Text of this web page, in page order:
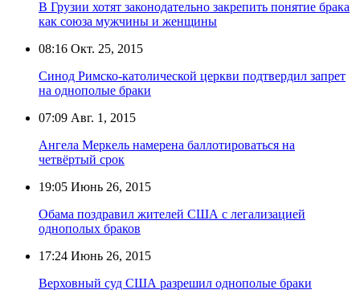
В Грузии хотят законодательно закрепить понятие брака
как союза мужчины и женщины
08:16 Окт. 25, 2015
Синод Римско-католической церкви подтвердил запрет
на однополые браки
07:09 Авг. 1, 2015
Ангела Меркель намерена баллотироваться на
четвёртый срок
19:05 Июнь 26, 2015
Обама поздравил жителей США с легализацией
однополых браков
17:24 Июнь 26, 2015
Верховный суд США разрешил однополые браки